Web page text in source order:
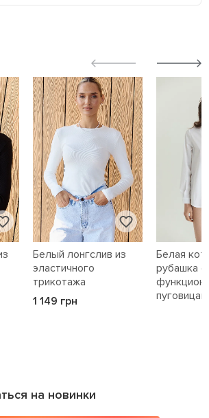
Белый лонгслив из
эластичного
трикотажа
1 149 грн
Белая
рубашка с
на новинки